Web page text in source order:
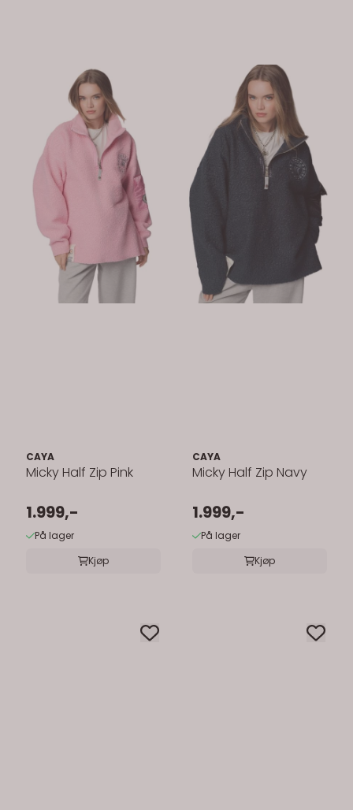
CAYA
Micky Half Zip Pink
1.999,-
På lager
Kjøp
CAYA
Micky Half Zip Navy
1.999,-
På lager
Kjøp